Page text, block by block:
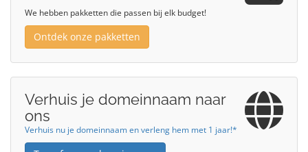
We hebben pakketten die passen bij elk budget!
Ontdek onze pakketten
Verhuis je domeinnaam naar
ons
Verhuis nu je domeinnaam en verleng hem met 1 jaar!*